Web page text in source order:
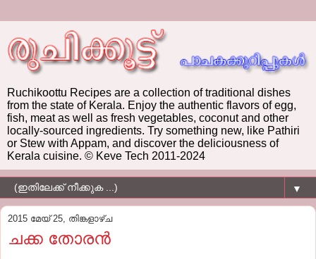
Ruchikoottu Recipes are a collection of traditional dishes
from the state of Kerala. Enjoy the authentic flavors of egg,
fish, meat as well as fresh vegetables, coconut and other
locally-sourced ingredients. Try something new, like Pathiri
or Stew with Appam, and discover the deliciousness of
Kerala cuisine. © Keve Tech 2011-2024
▼
2015 മേയ് 25, തിങ്കളാഴ്‌ച
ചക്ക തോരന്‍